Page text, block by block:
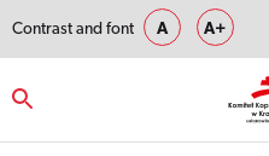
Contrast and font A A+